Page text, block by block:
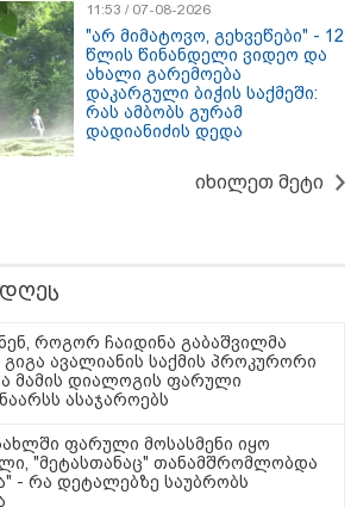
გვახსოვს, ის უმძიმესი დღეები
და ჩვენი ვალია, პატივი
მივაგოთ აგვისტოს ომში
დაღუპული გმირების ხსოვნას" -
ირაკლი კობახიძე
20:58 / 07-08-2026
"იპოვონ ერთი გოგონა, ვისაც
- თუ გამოჩნდება ასეთი
10:45 / 07-08-2026
შეშფოთებულია რუსეთის მიერ
საქართველოს ტერიტორიის
განგრძობადი ოკუპაციით" -
აშშ-ის საელჩო
11:53 / 07-08-2026
"არ მიმატოვო, გეხვეწები" - 12
წლის წინანდელი ვიდეო და
ახალი გარემოება
დაკარგული ბიჭის საქმეში:
რას ამბობს გურამ
დადიანიძის დედა
იხილეთ მეტი
როგორ ჩაიდინა გაბაშვილმა
ავალიანის საქმის პროკურორი
მამის დიალოგის ფარული
ასაჯაროებს
ფარული მოსასმენი იყო
"მეტასთანაც" თანამშრომლობდა
- რა დეტალებზე საუბრობს